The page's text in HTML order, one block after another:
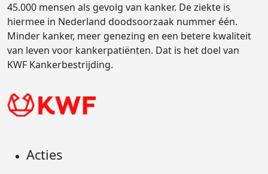
45.000 mensen als gevolg van kanker. De ziekte is
hiermee in Nederland doodsoorzaak nummer één.
Minder kanker, meer genezing en een betere kwaliteit
van leven voor kankerpatiënten. Dat is het doel van
KWF Kankerbestrijding.
Acties